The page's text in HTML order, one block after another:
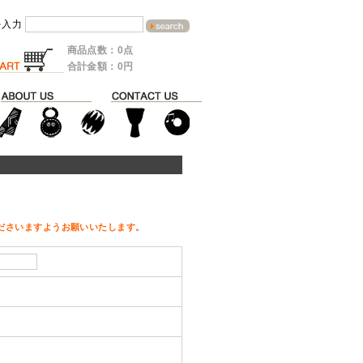
力
商品点数：0点
合計金額：0円
いますようお願いいたします。